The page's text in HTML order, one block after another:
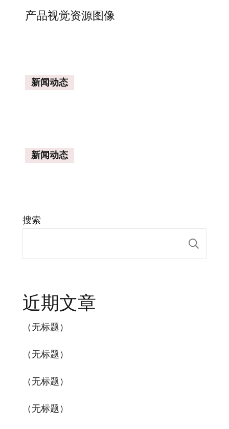
产品视觉资源图像
新闻动态
新闻动态
搜索
近期文章
（无标题）
（无标题）
（无标题）
（无标题）